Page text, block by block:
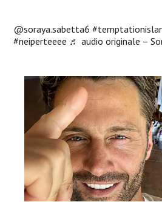
@soraya.sabetta6
#neiperteeee ♬ audio originale –